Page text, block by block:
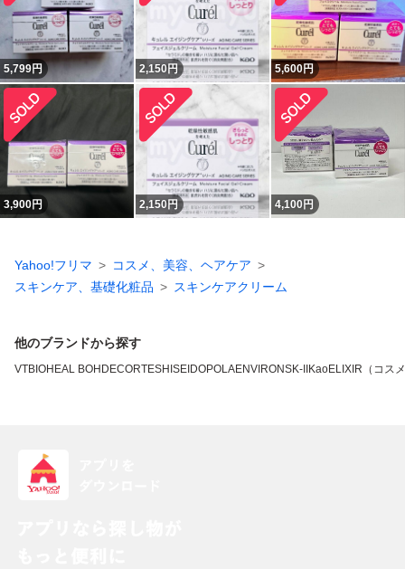
5,799円 2,150円 5,600円
3,900円 2,150円 4,100円
Yahoo!フリマ
コスメ、美容、ヘアケア
スキンケア、基礎化粧品
スキンケアクリーム
他のブランドから探す
VTBIOHEAL BOH DECORTESHISEIDOPOLAENVIRONSK-II KaoELIXIR（コス